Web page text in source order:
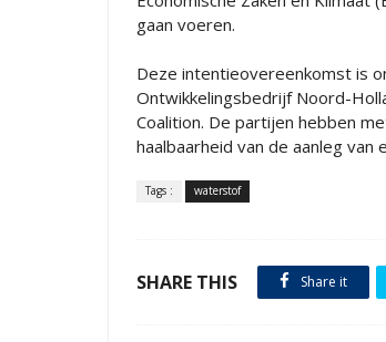
gaan voeren.
Deze intentieovereenkomst is
Ontwikkelingsbedrijf Noord-
Coalition. De partijen hebben
haalbaarheid van de aanleg
Tags : waterstof
SHARE THIS Share it